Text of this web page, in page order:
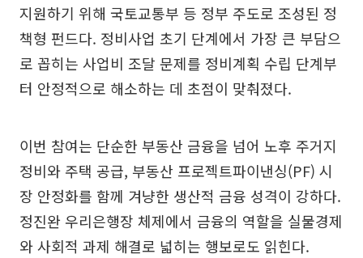
지원하기 위해 국토교통부 등 정부 주도로 조성된 정
책형 펀드다. 정비사업 초기 단계에서 가장 큰 부담으
로 꼽히는 사업비 조달 문제를 정비계획 수립 단계부
터 안정적으로 해소하는 데 초점이 맞춰졌다.
이번 참여는 단순한 부동산 금융을 넘어 노후 주거지
정비와 주택 공급, 부동산 프로젝트파이낸싱(PF) 시
장 안정화를 함께 겨냥한 생산적 금융 성격이 강하다.
정진완 우리은행장 체제에서 금융의 역할을 실물경제
와 사회적 과제 해결로 넓히는 행보로도 읽힌다.